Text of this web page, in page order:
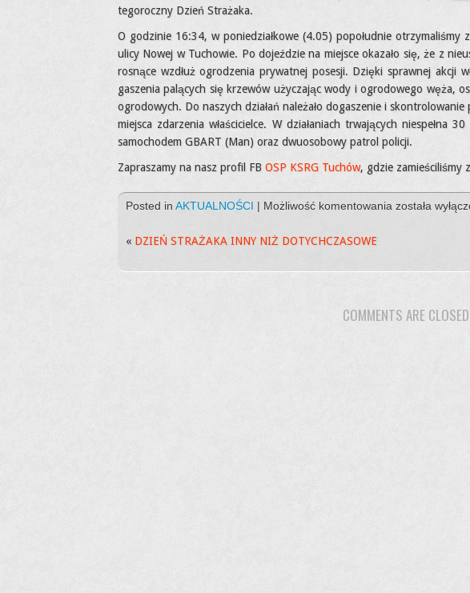
tegoroczny Dzień Strażaka.
O godzinie 16:34, w poniedziałkowe (4.05) popołudnie otrzymaliśmy
ulicy Nowej w Tuchowie. Po dojeździe na miejsce okazało się, że z
rosnące wzdłuż ogrodzenia prywatnej posesji. Dzięki sprawnej akcji
gaszenia palących się krzewów użyczając wody i ogrodowego węża,
ogrodowych. Do naszych działań należało dogaszenie i
miejsca zdarzenia właścicielce. W działaniach trwających niespełna
samochodem GBART (Man) oraz dwuosobowy patrol policji.
Zapraszamy na nasz profil FB OSP KSRG Tuchów, gdzie zamieściliśmy
Posted in AKTUALNOŚCI | Możliwość komentowania ŚWIĄTEK,
…
została
« DZIEŃ STRAŻAKA INNY NIŻ DOTYCHCZASOWE
COMMENTS ARE CLOSED